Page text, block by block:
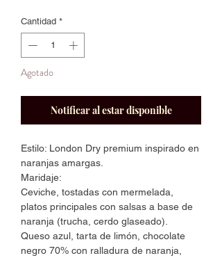
Cantidad *
Agotado
Notificar al estar disponible
Estilo: London Dry premium inspirado en
naranjas amargas.
Maridaje:
Ceviche, tostadas con mermelada,
platos principales con salsas a base de
naranja (trucha, cerdo glaseado).
Queso azul, tarta de limón, chocolate
negro 70% con ralladura de naranja,